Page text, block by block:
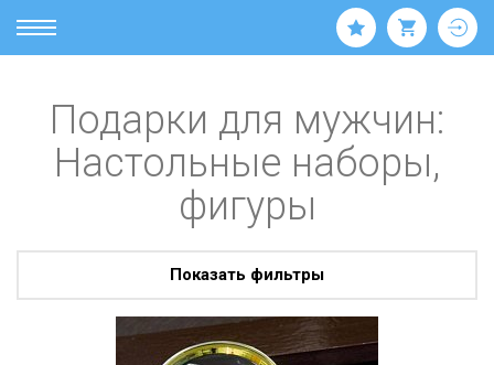
Подарки для мужчин:
Настольные наборы,
фигуры
Показать фильтры